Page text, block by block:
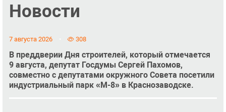
Новости
7 августа 2026 308
В преддверии Дня строителей, который отмечается
9 августа, депутат Госдумы Сергей Пахомов,
совместно с депутатами окружного Совета посетили
индустриальный парк «М-8» в Краснозаводске.